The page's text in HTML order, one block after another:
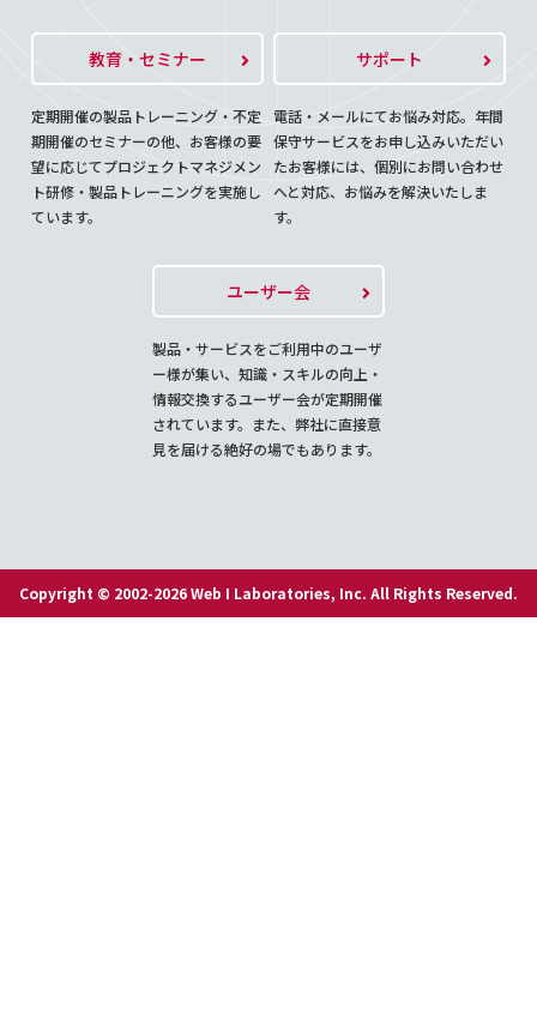
教育・セミナー
定期開催の製品トレーニング・不定
期開催のセミナーの他、お客様の要
望に応じてプロジェクトマネジメン
ト研修・製品トレーニングを実施し
ています。
サポート
電話・メールにてお悩み対応。年間
保守サービスをお申し込みいただい
たお客様には、個別にお問い合わせ
へと対応、お悩みを解決いたしま
す。
ユーザー会
製品・サービスをご利用中のユーザ
ー様が集い、知識・スキルの向上・
情報交換するユーザー会が定期開催
されています。また、弊社に直接意
見を届ける絶好の場でもあります。
Copyright © 2002-2026 Web I Laboratories, Inc. All Rights Reserved.